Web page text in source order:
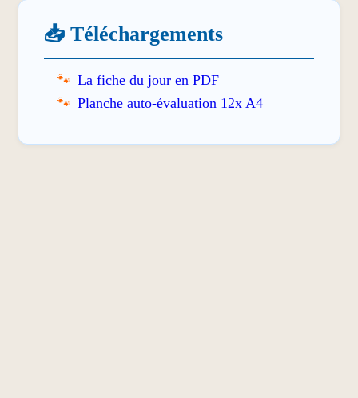
📥 Téléchargements
La fiche du jour en PDF
Planche auto-évaluation 12x A4